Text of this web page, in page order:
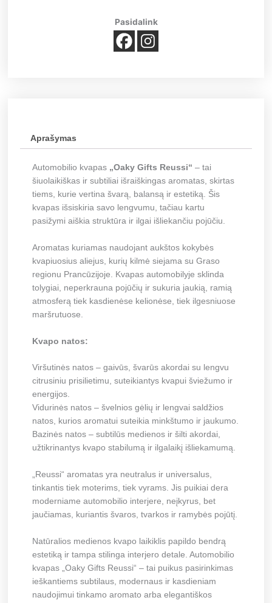
Pasidalink
Aprašymas
Automobilio kvapas „Oaky Gifts Reussi“ – tai
šiuolaikiškas ir subtiliai išraiškingas aromatas, skirtas
tiems, kurie vertina švarą, balansą ir estetiką. Šis
kvapas išsiskiria savo lengvumu, tačiau kartu
pasižymi aiškia struktūra ir ilgai išliekančiu pojūčiu.
Aromatas kuriamas naudojant aukštos kokybės
kvapiuosius aliejus, kurių kilmė siejama su Graso
regionu Prancūzijoje. Kvapas automobilyje sklinda
tolygiai, neperkrauna pojūčių ir sukuria jaukią, ramią
atmosferą tiek kasdienėse kelionėse, tiek ilgesniuose
maršrutuose.
Kvapo natos:
Viršutinės natos – gaivūs, švarūs akordai su lengvu
citrusiniu prisilietimu, suteikiantys kvapui šviežumo ir
energijos.
Vidurinės natos – švelnios gėlių ir lengvai saldžios
natos, kurios aromatui suteikia minkštumo ir jaukumo.
Bazinės natos – subtilūs medienos ir šilti akordai,
užtikrinantys kvapo stabilumą ir ilgalaikį išliekamumą.
„Reussi“ aromatas yra neutralus ir universalus,
tinkantis tiek moterims, tiek vyrams. Jis puikiai dera
moderniame automobilio interjere, neįkyrus, bet
jaučiamas, kuriantis švaros, tvarkos ir ramybės pojūtį.
Natūralios medienos kvapo laikiklis papildo bendrą
estetiką ir tampa stilinga interjero detale. Automobilio
kvapas „Oaky Gifts Reussi“ – tai puikus pasirinkimas
ieškantiems subtilaus, modernaus ir kasdieniam
naudojimui tinkamo aromato arba elegantiškos